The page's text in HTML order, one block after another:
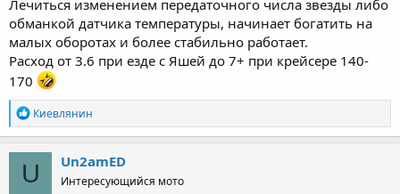
Лечиться изменением передаточного числа звезды либо
обманкой датчика температуры, начинает богатить на
малых оборотах и более стабильно работает.
Расход от 3.6 при езде с Яшей до 7+ при крейсере 140-
170
R
e
a
c
i
Киевлянин
U Un2amED
Интересующийся мото